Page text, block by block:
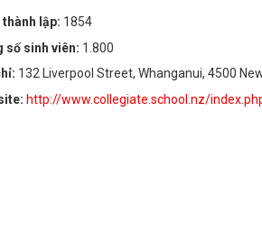
thành lập: 1854
số sinh viên: 1.800
132 Liverpool Street, Whanganui, 4500
http://www.collegiate.school.nz/